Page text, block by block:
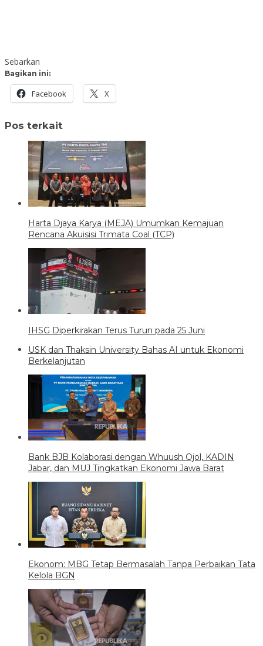
Sebarkan
Bagikan ini:
Facebook X
Pos terkait
Harta Djaya Karya (MEJA) Umumkan Kemajuan
Rencana Akuisisi Trimata Coal (TCP)
IHSG Diperkirakan Terus Turun pada 25 Juni
USK dan Thaksin University Bahas AI untuk Ekonomi
Berkelanjutan
Bank BJB Kolaborasi dengan Whuush Ojol, KADIN
Jabar, dan MUJ Tingkatkan Ekonomi Jawa Barat
Ekonom: MBG Tetap Bermasalah Tanpa Perbaikan Tata
Kelola BGN